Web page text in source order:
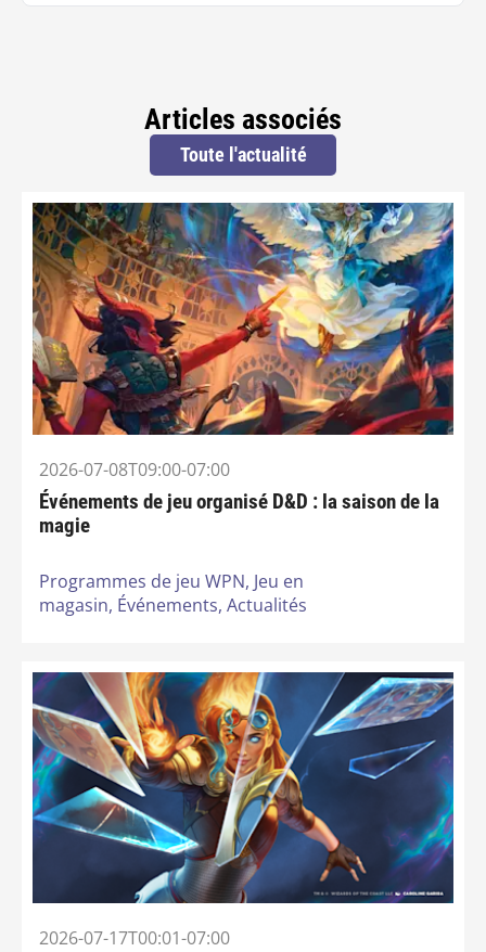
Articles associés
Toute l'actualité
2026-07-08T09:00-07:00
Événements de jeu organisé D&D : la saison de la
magie
Programmes de jeu WPN, Jeu en
magasin, Événements, Actualités
2026-07-17T00:01-07:00